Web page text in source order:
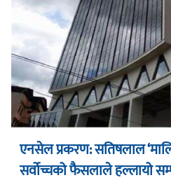
एनसेल प्रकरण: सतिषलाल
सर्वोच्चको फैसलाले हल्लायो